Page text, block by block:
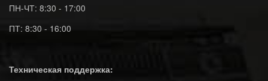
ПН-ЧТ: 8:30 - 17:00
ПТ: 8:30 - 16:00
Техническая поддержка: